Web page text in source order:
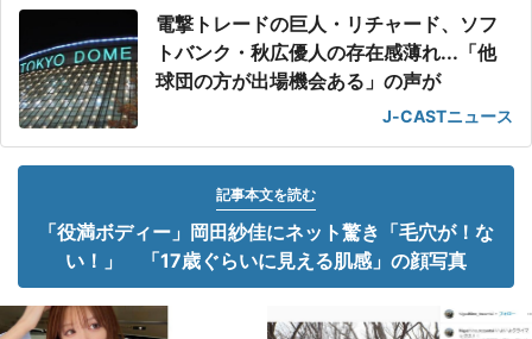
電撃トレードの巨人・リチャード、ソフ
トバンク・秋広優人の存在感薄れ...「他
球団の方が出場機会ある」の声が
J-CASTニュース
記事本文を読む
「役満ボディー」岡田紗佳にネット驚き「毛穴が！な
い！」 「17歳ぐらいに見える肌感」の顔写真